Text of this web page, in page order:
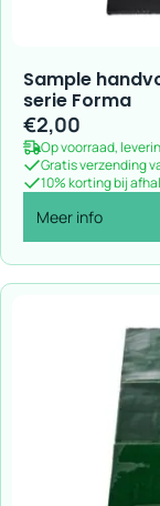
Sample
serie Forma
€2,00
Op voorraad,
Gratis verzending
10% korting bij
Meer info